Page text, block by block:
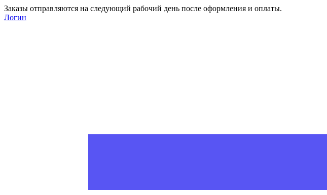
Заказы отправляются на следующий рабочий день после оформления и оплаты.
Логин